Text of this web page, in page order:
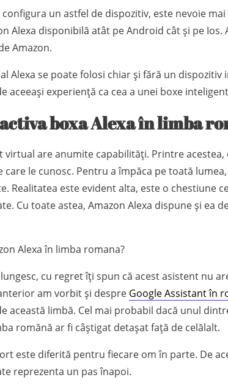
un astfel de dispozitiv, este nevoie
Alexa disponibilă atât pe Android cât și pe Ios.
Amazon.
Alexa se poate folosi chiar și fără un dispozitiv
aceeași experiență ca cea a unei boxe
boxa Alexa în limba
virtual are anumite capabilități. Printre acestea,
care le cunosc. Pentru a împăca pe toată
Realitatea este evident alta, este o chestiune
Cu toate astea, Amazon Alexa dispune și ea
Alexa în limba romana?
cu regret îți spun că acest asistent nu
am vorbit și despre Google Assistant în
această limbă. Cel mai probabil dacă unul
romănă ar fi câștigat detașat față de celălalt.
este diferită pentru fiecare om în parte. De
reprezenta un pas înapoi.